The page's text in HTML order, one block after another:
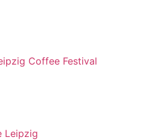
Coffee Festival
Leipzig